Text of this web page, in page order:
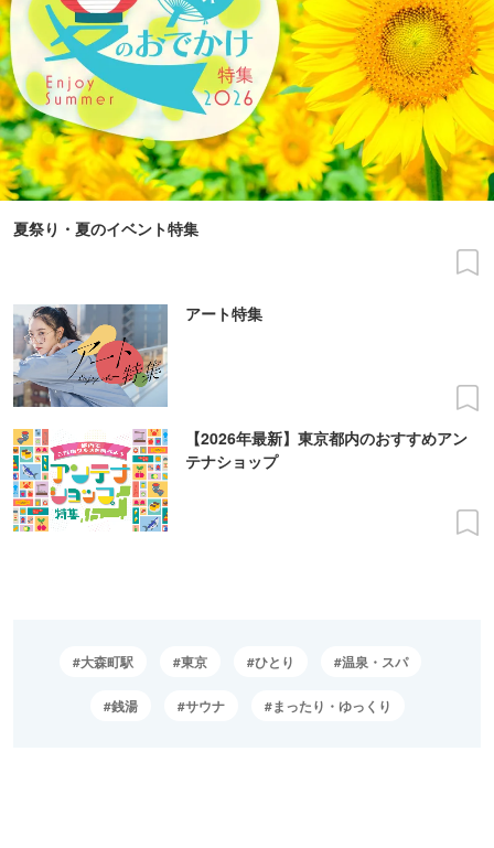
夏祭り・夏のイベント特集
アート特集
【2026年最新】東京都内のおすすめアン
テナショップ
大森町駅 東京 ひとり 温泉・スパ
銭湯 サウナ まったり・ゆっくり